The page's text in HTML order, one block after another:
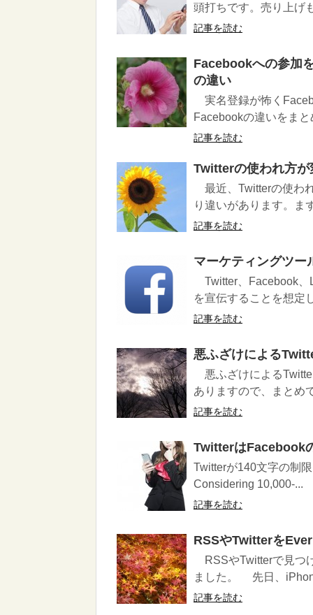
頭打ちです。売り上げ
記事を読む
Facebookへの参加
の違い
実名登録が怖く
Facebookの違いをま
記事を読む
Twitterの使われ方が
最近、Twitterの使わ
り違いがあります。ま
記事を読む
マーケティングツ
Twitter、Facebook、
を宣伝することを想定
記事を読む
悪ふざけによる
悪ふざけによる
ありますので、まとめ
記事を読む
TwitterはFacebook
Twitterが140文字の制
Considering 10,000-...
記事を読む
RSSやTwitterを
RSSやTwitterで見つ
ました。 先日、
記事を読む